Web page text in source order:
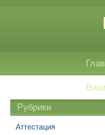
Рубрики
Аттестация